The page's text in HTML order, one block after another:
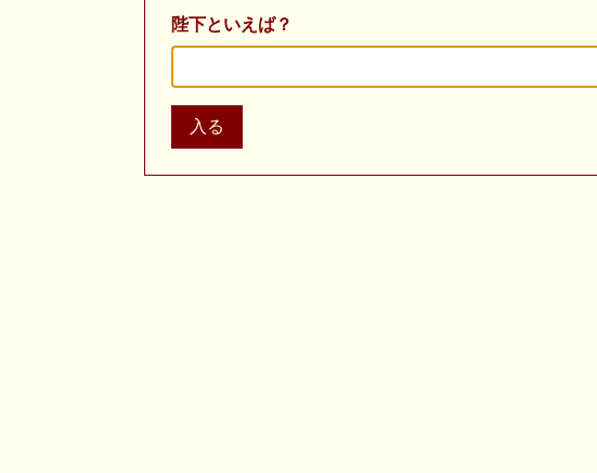
陛下といえば？
入る